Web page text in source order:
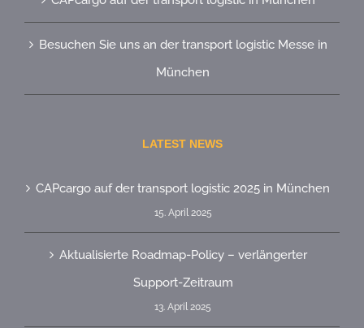
Besuchen Sie uns an der transport logistic Messe in
München
LATEST NEWS
CAPcargo auf der transport logistic 2025 in München
15. April 2025
Aktualisierte Roadmap-Policy – verlängerter
Support-Zeitraum
13. April 2025